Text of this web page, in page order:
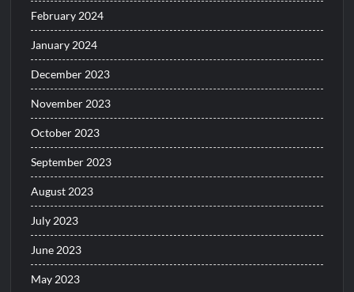
February 2024
January 2024
December 2023
November 2023
October 2023
September 2023
August 2023
July 2023
June 2023
May 2023